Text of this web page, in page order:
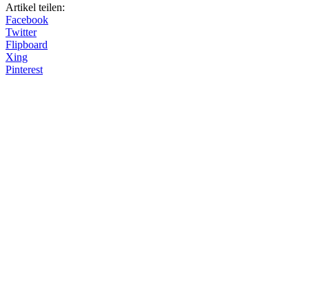
Artikel teilen:
Facebook
Twitter
Flipboard
Xing
Pinterest